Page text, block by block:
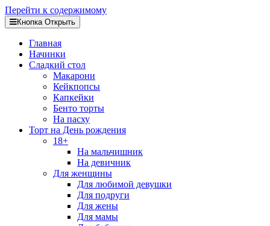
Перейти к содержимому
Кнопка Открыть
Главная
Начинки
Сладкий стол
Макарони
Кейкпопсы
Капкейки
Бенто торты
На пасху
Торт на День рождения
18+
На мальчишник
На девичник
Для женщины
Для любимой девушки
Для подруги
Для жены
Для мамы